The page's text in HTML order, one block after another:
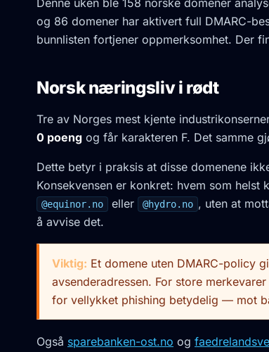
Denne uken ble 158 norske domener
og 86 domener har aktivert full DMARC-
bunnlisten fortjener oppmerksomhet. Der
Norsk næringsliv i rødt
Tre av Norges mest kjente
0 poeng og får karakteren F. Det samme
Dette betyr i praksis at disse domenene
Konsekvensen er konkret: hvem som
@equinor.no eller @hydro.no , uten at
å avvise det.
Viktig: Et domene uten DMARC-policy
avsenderadressen. For store
for vellykket phishing betydelig — mot
Også sparebanken-ost.no og